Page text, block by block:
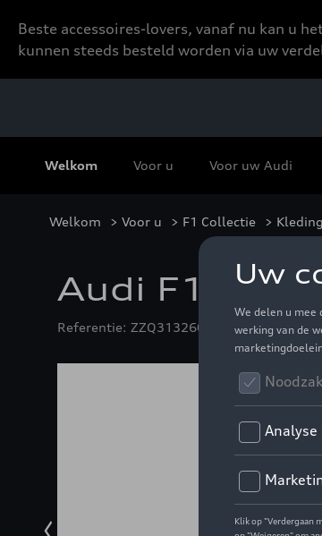
Beste accessoires-lovers, vanaf nu kan u
kunnen steeds besteld worden via uw
Welkom Voor u Voor uw Audi
Welkom > Voor u > F1 Collectie > Kleding
Audi F1 Fan
Referentie: ZZQ3132601403